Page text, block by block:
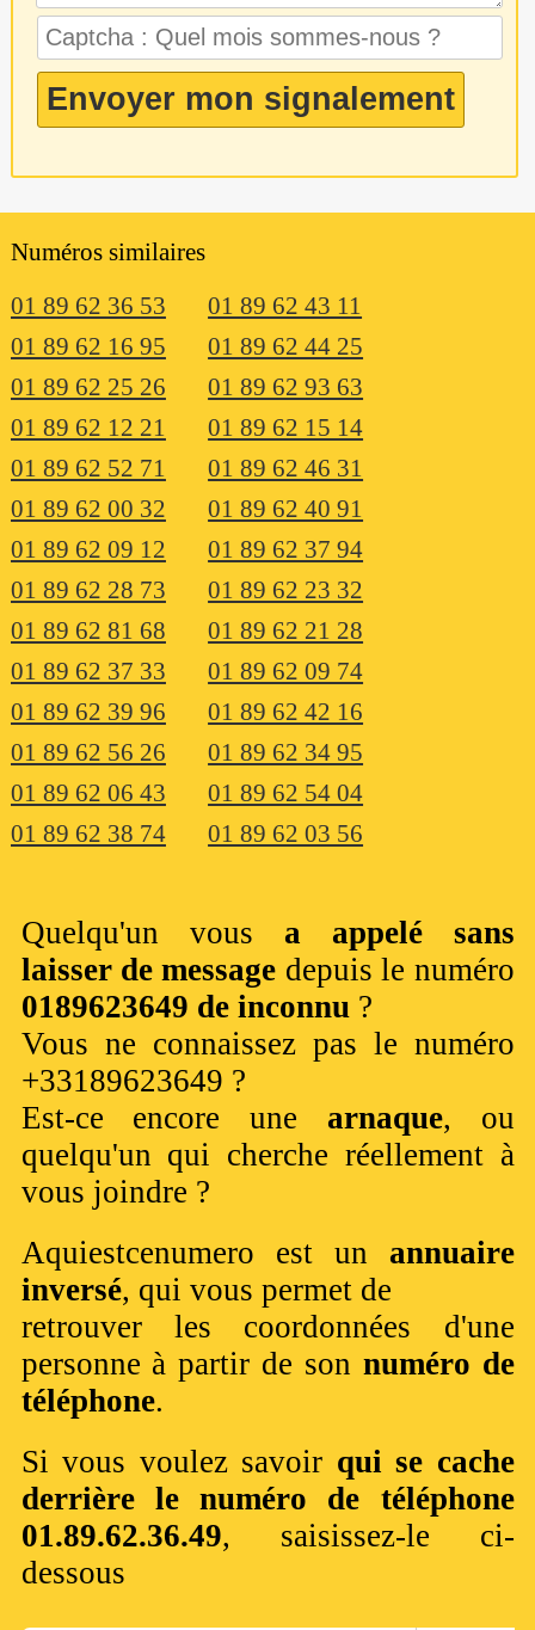
Numéros similaires
01 89 62 36 53
01 89 62 43 11
01 89 62 16 95
01 89 62 44 25
01 89 62 25 26
01 89 62 93 63
01 89 62 12 21
01 89 62 15 14
01 89 62 52 71
01 89 62 46 31
01 89 62 00 32
01 89 62 40 91
01 89 62 09 12
01 89 62 37 94
01 89 62 28 73
01 89 62 23 32
01 89 62 81 68
01 89 62 21 28
01 89 62 37 33
01 89 62 09 74
01 89 62 39 96
01 89 62 42 16
01 89 62 56 26
01 89 62 34 95
01 89 62 06 43
01 89 62 54 04
01 89 62 38 74
01 89 62 03 56
Quelqu'un vous a appelé sans
laisser de message depuis le numéro
0189623649 de inconnu?
Vous ne connaissez pas le numéro
+33189623649 ?
Est-ce encore une arnaque, ou
quelqu'un qui cherche réellement à
vous joindre ?
Aquiestcenumero est un annuaire
inversé, qui vous permet de
retrouver les coordonnées d'une
personne à partir de son numéro de
téléphone.
Si vous voulez savoir qui se cache
derrière le numéro de téléphone
01.89.62.36.49, saisissez-le ci-
dessous